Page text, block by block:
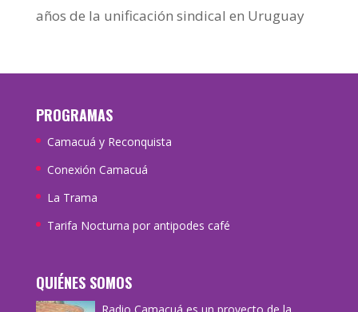
años de la unificación sindical en Uruguay
PROGRAMAS
Camacuá y Reconquista
Conexión Camacuá
La Trama
Tarifa Nocturna por antipodes café
QUIÉNES SOMOS